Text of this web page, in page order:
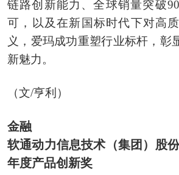
链路创新能力、全球销量突破
可，以及在新国标时代下对高
义，爱玛成功重塑行业标杆，彰
新魅力。
（文/亨利）
金融
软通动力信息技术（集团）股
年度产品创新奖